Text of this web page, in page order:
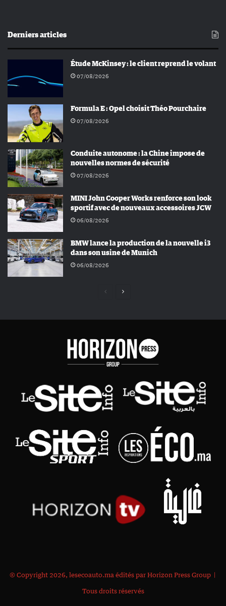
Derniers articles
Étude McKinsey : le client reprend le volant
07/08/2026
Formula E : Opel choisit Théo Pourchaire
07/08/2026
Conduite autonome : la Chine impose de
nouvelles normes de sécurité
07/08/2026
MINI John Cooper Works renforce son look
sportif avec de nouveaux accessoires JCW
06/08/2026
BMW lance la production de la nouvelle i3
dans son usine de Munich
06/08/2026
Page
Page
© Copyright 2026, lesecoauto.ma édités par Horizon Press Group |
Tous droits réservés